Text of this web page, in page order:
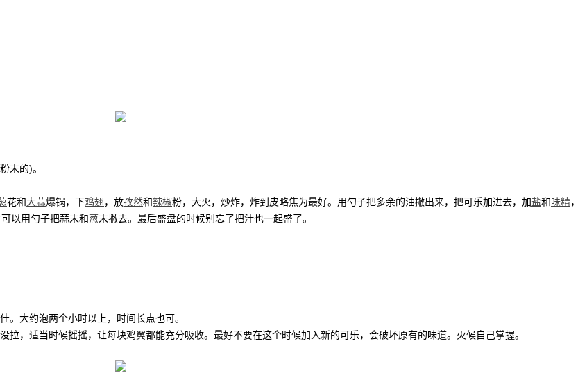
末的)。
花和大蒜爆锅，下鸡翅 ，放孜然和辣椒粉，大火，炒炸，炸到皮略焦为最好。用勺子把多余的油撇出来，把可乐加进去，加盐和味精，
以用勺子把蒜末和葱末撇去。最后盛盘的时候别忘了把汁也一起盛了。
大约泡两个小时以上，时间长点也可。
适当时候摇摇，让每块鸡翼都能充分吸收。最好不要在这个时候加入新的可乐，会破坏原有的味道。火候自己掌握。